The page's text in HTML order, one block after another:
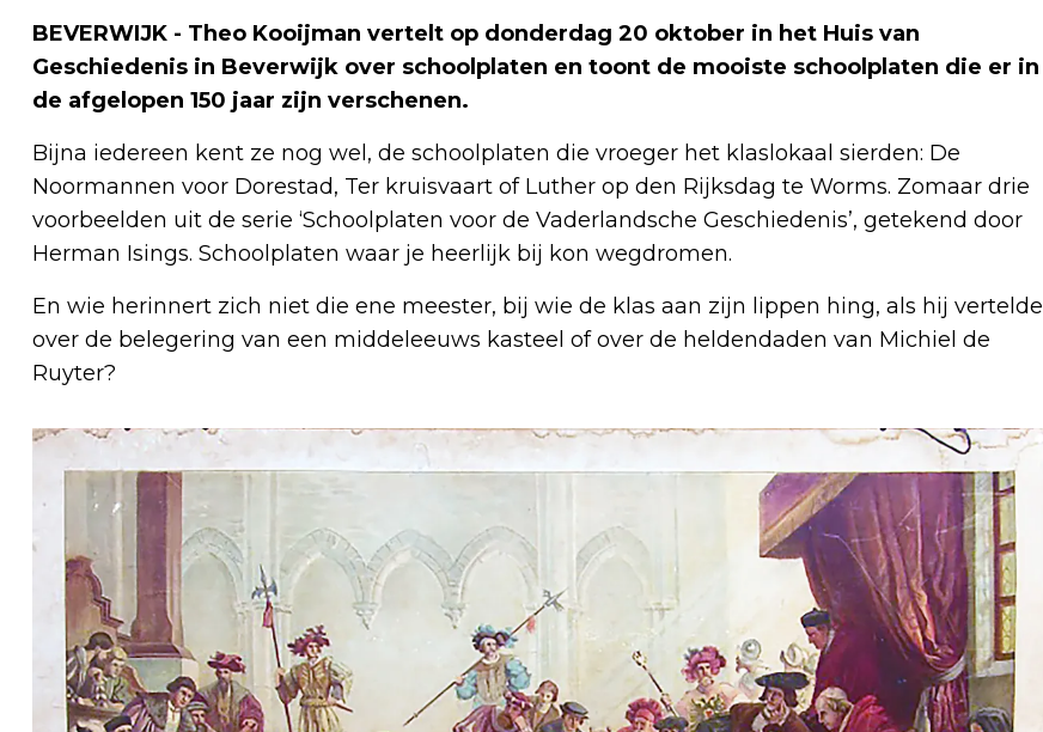
BEVERWIJK - Theo Kooijman vertelt op donderdag 20 oktober in het Huis van
Geschiedenis in Beverwijk over schoolplaten en toont de mooiste schoolplaten die er in
de afgelopen 150 jaar zijn verschenen.
Bijna iedereen kent ze nog wel, de schoolplaten die vroeger het klaslokaal sierden: De
Noormannen voor Dorestad, Ter kruisvaart of Luther op den Rijksdag te Worms. Zomaar drie
voorbeelden uit de serie ‘Schoolplaten voor de Vaderlandsche Geschiedenis’, getekend door
Herman Isings. Schoolplaten waar je heerlijk bij kon wegdromen.
En wie herinnert zich niet die ene meester, bij wie de klas aan zijn lippen hing, als hij vertelde
over de belegering van een middeleeuws kasteel of over de heldendaden van Michiel de
Ruyter?